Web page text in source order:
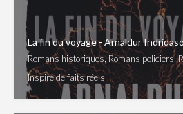
La fin du voyage - Arnaldur
Romans historiques, Romans policiers,
Inspiré de faits réels